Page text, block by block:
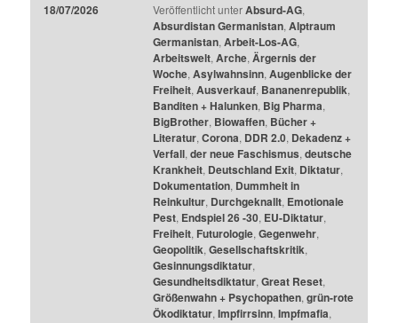
18/07/2026 Veröffentlicht unter Absurd-AG,
Absurdistan Germanistan, Alptraum
Germanistan, Arbeit-Los-AG,
Arbeitswelt, Arche, Ärgernis der
Woche, Asylwahnsinn, Augenblicke der
Freiheit, Ausverkauf, Bananenrepublik,
Banditen + Halunken, Big Pharma,
BigBrother, Biowaffen, Bücher +
Literatur, Corona, DDR 2.0, Dekadenz +
Verfall, der neue Faschismus, deutsche
Krankheit, Deutschland Exit, Diktatur,
Dokumentation, Dummheit in
Reinkultur, Durchgeknallt, Emotionale
Pest, Endspiel 26 -30, EU-Diktatur,
Freiheit, Futurologie, Gegenwehr,
Geopolitik, Gesellschaftskritik,
Gesinnungsdiktatur,
Gesundheitsdiktatur, Great Reset,
Größenwahn + Psychopathen, grün-rote
Ökodiktatur, Impfirrsinn, Impfmafia,